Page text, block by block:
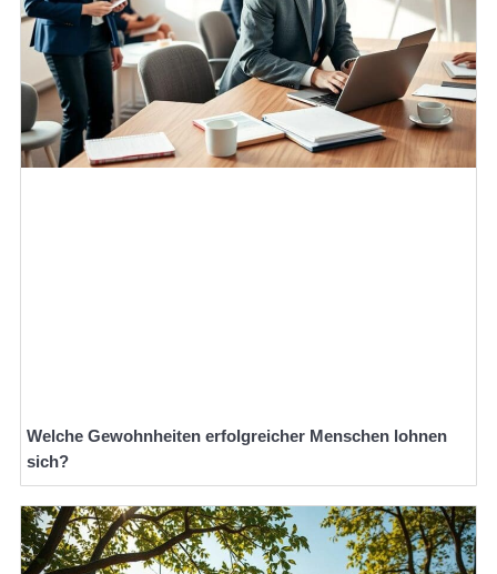
Welche Gewohnheiten erfolgreicher Menschen lohnen
sich?